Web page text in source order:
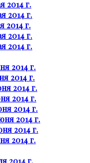
2014 г.
2014 г.
2014 г.
2014 г.
2014 г.
2014 г.
2014 г.
2014 г.
2014 г.
2014 г.
2014 г.
2014 г.
2014 г.
2014 г.